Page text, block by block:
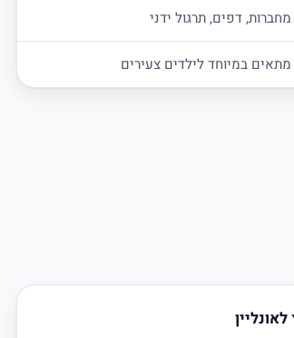
מחברות, דפים, תרגול ידני
מתאים במיוחד לילדים צעירים